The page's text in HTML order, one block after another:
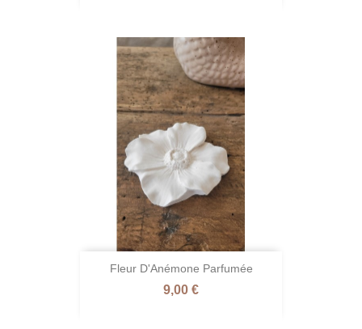
Fleur D'Anémone Parfumée
Prix
9,00 €